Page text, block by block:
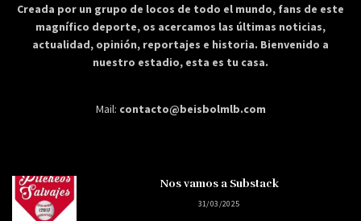
Creada por un grupo de locos de todo el mundo, fans de este
magnífico deporte, os acercamos las últimas noticias,
actualidad, opinión, reportajes e historia. Bienvenido a
nuestro estadio, esta es tu casa.
Mail: contacto@beisbolmlb.com
Nos vamos a Substack
31/03/2025